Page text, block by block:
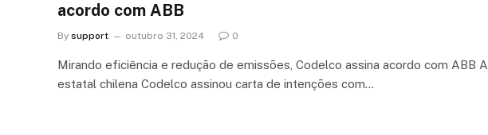
acordo com ABB
By support outubro 31, 2024 0
Mirando eficiência e redução de emissões, Codelco assina acordo com ABB A
estatal chilena Codelco assinou carta de intenções com…